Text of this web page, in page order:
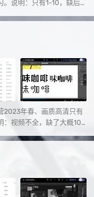
。说明：只有1-10，缺后
2023年春、画质高清只有
：视频不全，缺了大概10